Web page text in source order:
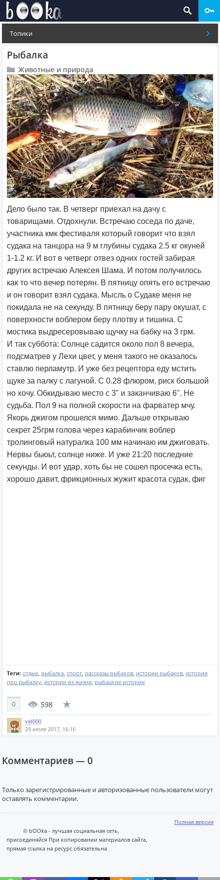
Топики
Рыбалка
Животные и природа
Дело было так. В четверг приехал на дачу с
товарищами. Отдохнули. Встречаю соседа по даче,
участника кмк фестиваля который говорит что взял
судака на танцора на 9 м глубины судака 2.5 кг окуней
1-1.2 кг. И вот в четверг отвез одних гостей забирая
других встречаю Алексея Шама. И потом получилось
как то что вечер потерян. В пятницу опять его встречаю
и он говорит взял судака. Мысль о Судаке меня не
покидала не на секунду. В пятницу беру пару окушат, с
поверхности воблером беру плотву и тишина. С
мостика выдресеровываю щучку на бабку на 3 грм.
И так суббота: Солнце садится около пол 8 вечера,
подсматрев у Лехи цвет, у меня такого не оказалось
ставлю перламутр. И уже без рецептора еду мстить
щуке за палку с лагуной. С 0.28 флюром, риск большой
но хочу. Обкидываю место с 3" и заканчиваю 6". Не
судьба. Пол 9 на полной скорости на фарватер мчу.
Якорь джигом прошелся мимо. Дальше открываю
секрет 25грм голова через карабинчик воблер
тролинговый натуралка 100 мм начинаю им джиговать.
Нервы бьюьт, солнце ниже. И уже 21:20 последние
секунды. И вот удар, хоть бы не сошел просечка есть,
хорошо давит, фрикционных жужит красота судак, фиг
Теги: отдых, рыбалка, спорт, рассказы рыбаков, истории рыбаков, истории
про рыбалку, истории из жизни, рыбацкие истории
0 598
val000
29 июля 2017, 16:16
Комментариев —0
Только зарегистрированные и авторизованные пользователи могут
оставлять комментарии.
Полная версия
© bOOka - лучшая социальная сеть,
присоединяйся При копировании материалов сайта,
прямая ссылка на ресурс обязательна